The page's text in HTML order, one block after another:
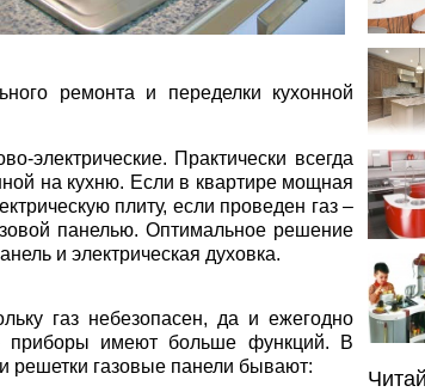
ремонта и переделки кухонной
электрические. Практически всегда
на кухню. Если в квартире мощная
плиту, если проведен газ –
панелью. Оптимальное решение
и электрическая духовка.
газ небезопасен, да и ежегодно
приборы имеют больше функций. В
решетки газовые панели бывают: